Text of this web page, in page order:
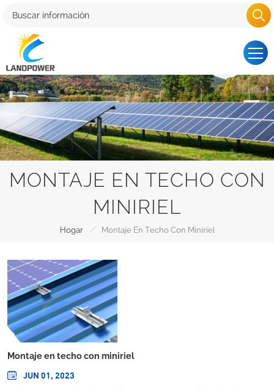
MONTAJE EN TECHO CON
MINIRIEL
Hogar / Montaje En Techo Con Miniriel
Montaje en techo con miniriel
JUN 01, 2023